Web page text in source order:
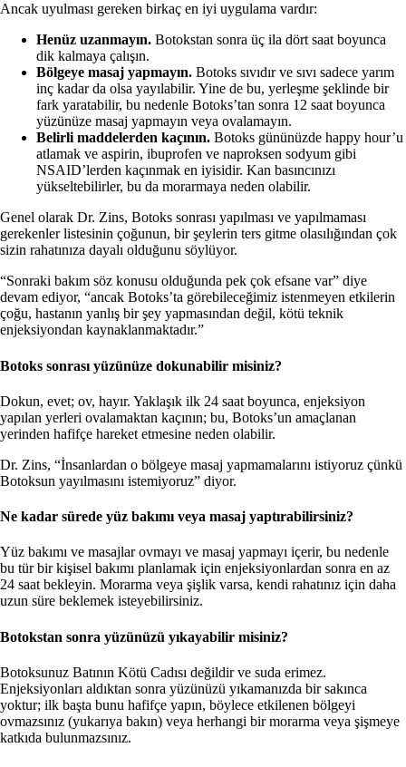
Ancak uyulması gereken birkaç en iyi uygulama vardır:
Henüz uzanmayın. Botokstan sonra üç ila dört saat boyunca
dik kalmaya çalışın.
Bölgeye masaj yapmayın. Botoks sıvıdır ve sıvı sadece yarım
inç kadar da olsa yayılabilir. Yine de bu, yerleşme şeklinde bir
fark yaratabilir, bu nedenle Botoks’tan sonra 12 saat boyunca
yüzünüze masaj yapmayın veya ovalamayın.
Belirli maddelerden kaçının. Botoks gününüzde happy hour’u
atlamak ve aspirin, ibuprofen ve naproksen sodyum gibi
NSAID’lerden kaçınmak en iyisidir. Kan basıncınızı
yükseltebilirler, bu da morarmaya neden olabilir.
Genel olarak Dr. Zins, Botoks sonrası yapılması ve yapılmaması
gerekenler listesinin çoğunun, bir şeylerin ters gitme olasılığından çok
sizin rahatınıza dayalı olduğunu söylüyor.
“Sonraki bakım söz konusu olduğunda pek çok efsane var” diye
devam ediyor, “ancak Botoks’ta görebileceğimiz istenmeyen etkilerin
çoğu, hastanın yanlış bir şey yapmasından değil, kötü teknik
enjeksiyondan kaynaklanmaktadır.”
Botoks sonrası yüzünüze dokunabilir misiniz?
Dokun, evet; ov, hayır. Yaklaşık ilk 24 saat boyunca, enjeksiyon
yapılan yerleri ovalamaktan kaçının; bu, Botoks’un amaçlanan
yerinden hafifçe hareket etmesine neden olabilir.
Dr. Zins, “İnsanlardan o bölgeye masaj yapmamalarını istiyoruz çünkü
Botoksun yayılmasını istemiyoruz” diyor.
Ne kadar sürede yüz bakımı veya masaj yaptırabilirsiniz?
Yüz bakımı ve masajlar ovmayı ve masaj yapmayı içerir, bu nedenle
bu tür bir kişisel bakımı planlamak için enjeksiyonlardan sonra en az
24 saat bekleyin. Morarma veya şişlik varsa, kendi rahatınız için daha
uzun süre beklemek isteyebilirsiniz.
Botokstan sonra yüzünüzü yıkayabilir misiniz?
Botoksunuz Batının Kötü Cadısı değildir ve suda erimez.
Enjeksiyonları aldıktan sonra yüzünüzü yıkamanızda bir sakınca
yoktur; ilk başta bunu hafifçe yapın, böylece etkilenen bölgeyi
ovmazsınız (yukarıya bakın) veya herhangi bir morarma veya şişmeye
katkıda bulunmazsınız.